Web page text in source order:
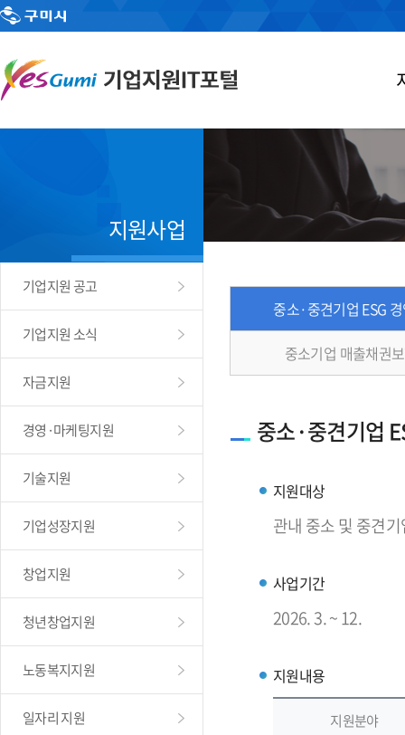
지원사업
기업지원 공고
기업지원 소식
자금지원
경영·마케팅지원
기술지원
기업성장지원
창업지원
청년창업지원
노동복지지원
일자리 지원
중소·중견기업 ESG
중소기업 매출채권
중소·중견기업
지원대상
관내 중소 및 중견
사업기간
2026. 3. ~ 12.
지원내용
지원분야